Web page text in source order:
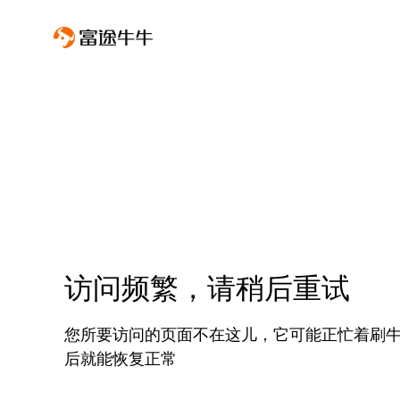
访问频繁，请稍后重试
您所要访问的页面不在这儿，它可能正忙着刷
后就能恢复正常